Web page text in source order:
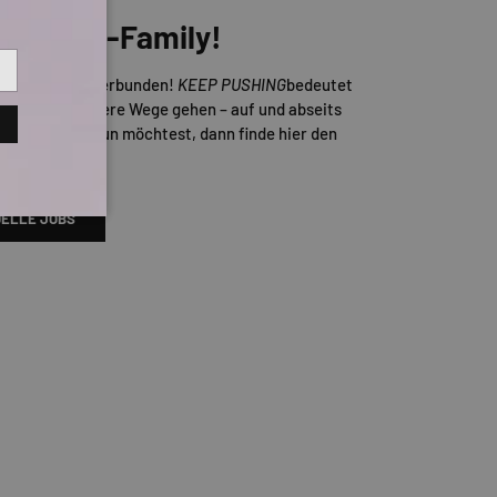
TITUS-Family!
verbunden! KEEP PUSHINGbedeutet
mal andere Wege gehen – auf und abseits
gemeinsam tun möchtest, dann finde hier den
JOBS